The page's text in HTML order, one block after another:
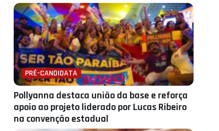
PRÉ-CANDIDATA
Pollyanna destaca união da base e reforça
apoio ao projeto liderado por Lucas Ribeiro
na convenção estadual